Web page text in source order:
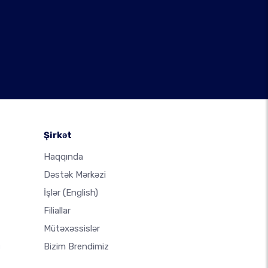
Şirkət
Haqqında
Dəstək Mərkəzi
İşlər (English)
Filiallar
Mütəxəssislər
Bizim Brendimiz